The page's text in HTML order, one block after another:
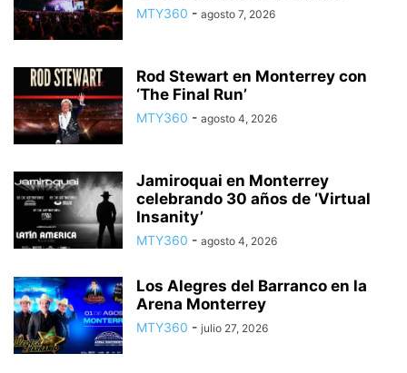
MTY360 - agosto 7, 2026
Rod Stewart en Monterrey con
‘The Final Run’
MTY360 - agosto 4, 2026
Jamiroquai en Monterrey
celebrando 30 años de ‘Virtual
Insanity’
MTY360 - agosto 4, 2026
Los Alegres del Barranco en la
Arena Monterrey
MTY360 - julio 27, 2026